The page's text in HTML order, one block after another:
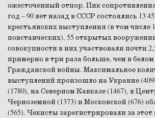
ожесточенный отпор. Пик
год – 90 лет назад в СССР состоялись 13
крестьянских выступления (в том числе
повстанческих), 55 открытых
совокупности в них участвовали почти
примерно в три раза больше, чем в
Гражданской войны. Максимальное
выступлений произошло на Украине
(1780), на Северном Кавказе (1467), в
Черноземной (1373) и Московской (676)
(565). Чекисты зарегистрировали за этот